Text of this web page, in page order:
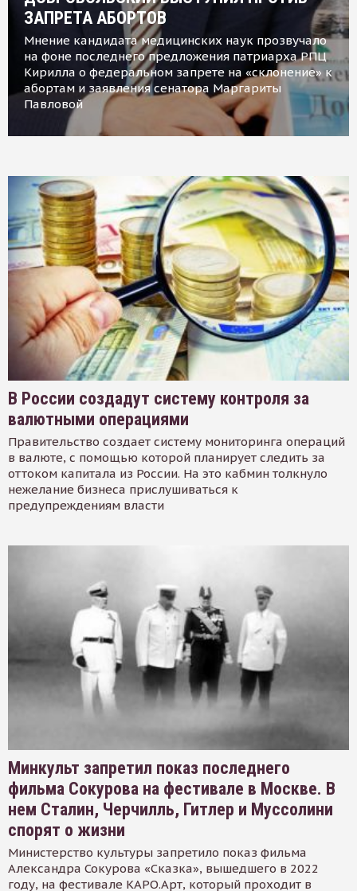
ЗАПРЕТА АБОРТОВ
Мнение кандидата медицинских наук прозвучало
на фоне последнего предложения патриарха РПЦ
Кирилла о федеральном запрете на «склонение» к
абортам и заявления сенатора Маргариты
Павловой
В России создадут систему контроля за
валютными операциями
Правительство создает систему мониторинга операций
в валюте, с помощью которой планирует следить за
оттоком капитала из России. На это кабмин толкнуло
нежелание бизнеса прислушиваться к
предупреждениям власти
Минкульт запретил показ последнего
фильма Сокурова на фестивале в Москве. В
нем Сталин, Черчилль, Гитлер и Муссолини
спорят о жизни
Министерство культуры запретило показ фильма
Александра Сокурова «Сказка», вышедшего в 2022
году, на фестивале КАРО.Арт, который проходит в